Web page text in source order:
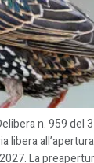
n. 959 del
libera
La